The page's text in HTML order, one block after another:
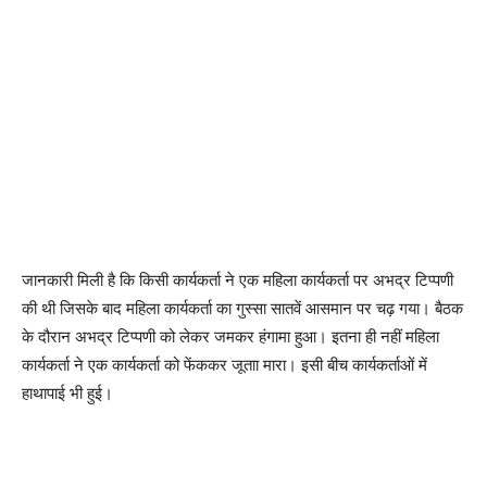
जानकारी मिली है कि किसी कार्यकर्ता ने एक महिला कार्यकर्ता पर अभद्र टिप्पणी
की थी जिसके बाद महिला कार्यकर्ता का गुस्सा सातवें आसमान पर चढ़ गया। बैठक
के दौरान अभद्र टिप्पणी को लेकर जमकर हंगामा हुआ। इतना ही नहीं महिला
कार्यकर्ता ने एक कार्यकर्ता को फेंककर जूताा मारा। इसी बीच कार्यकर्ताओं में
हाथापाई भी हुई।